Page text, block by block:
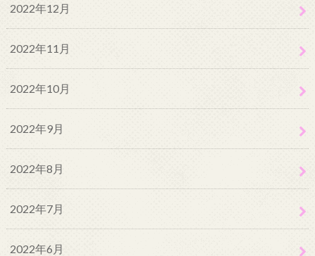
2022年12月
2022年11月
2022年10月
2022年9月
2022年8月
2022年7月
2022年6月